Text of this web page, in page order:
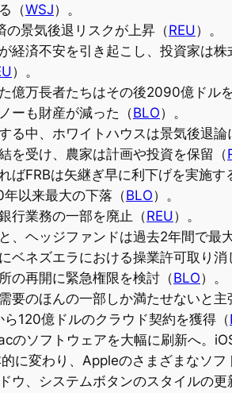
（WSJ）。
景気後退リスクが上昇（REU）。
経済不安を引き起こし、投資家は
）。
億万長者たちはその後2090億ドル
ーも財産が減った（BLO）。
る中、ホワイトハウスは景気後退論
を受け、農家は計画や投資を保留（
ばFRBは矢継ぎ早に利下げを実施す
以来最大の下落（BLO）。
行業務の一部を廃止（REU）。
、ヘッジファンドは過去2年間で最
ベネズエラにおける操業許可取り
の再開に緊急権限を検討（BLO）。
要のほんの一部しか満たせないと主
120億ドルのクラウド契約を獲得（
のソフトウェアを大幅に刷新へ。
に変わり、Appleのさまざまなソ
ウ、システムボタンのスタイルの更